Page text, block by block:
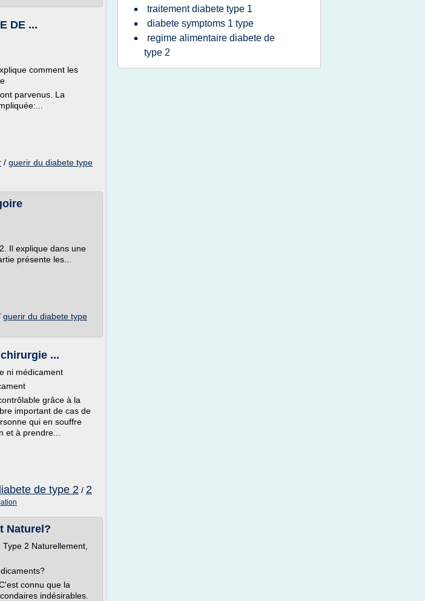
DE ...
comment les
parvenus. La
/ guerir du diabete type
Il explique dans une
présente les...
guerir du diabete type
...
ni médicament
grâce à la
important de cas de
qui en souffre
à prendre...
de type 2 / 2
Naturel?
2 Naturellement,
connu que la
indésirables.
traitement diabete type 1
diabete symptoms 1 type
regime alimentaire diabete de
type 2